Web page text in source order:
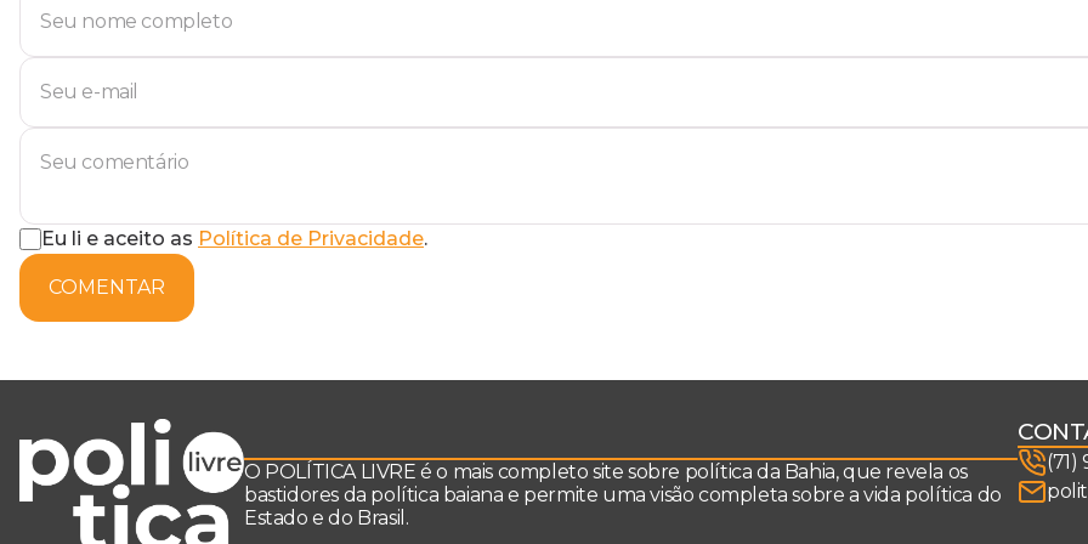
Eu li e aceito as Política de Privacidade.
COMENTAR
O POLÍTICA LIVRE é o mais completo site sobre política da Bahia, que revela os
bastidores da política baiana e permite uma visão completa sobre a vida política do
Estado e do Brasil.
(71)